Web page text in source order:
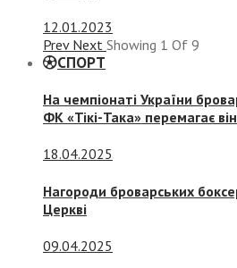
12.01.2023
Prev Next Showing 1 Of 9
СПОРТ
На чемпіонаті України
ФК «Тікі-Така» перемагає
18.04.2025
Нагороди броварських
Церкві
09.04.2025